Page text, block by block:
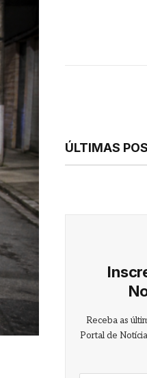
ÚLTIMAS
Receba as
Portal de